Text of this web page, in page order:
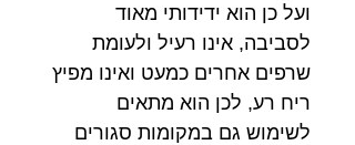
ועל כן הוא ידידותי מאוד
לסביבה, אינו רעיל ולעומת
שרפים אחרים כמעט ואינו מפיץ
ריח רע, לכן הוא מתאים
לשימוש גם במקומות סגורים